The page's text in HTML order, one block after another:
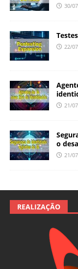
30/
22/
21/
o
21/
REALIZAÇÃO